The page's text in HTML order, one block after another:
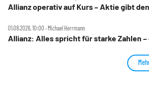
Allianz operativ auf Kurs – Aktie gibt
01.08.2026, 10:00 ‧ Michael Herrmann
Allianz: Alles spricht für starke Zahlen –